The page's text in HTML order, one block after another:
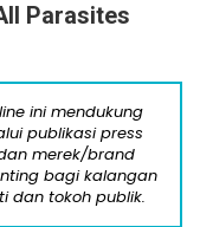
Parasites
ini mendukung
publikasi press
merek/brand
bagi kalangan
dan tokoh publik.